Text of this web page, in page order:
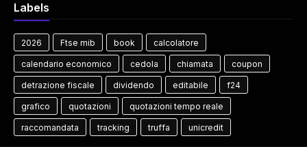
Labels
2026 Ftse mib book calcolatore
calendario economico cedola chiamata coupon
detrazione fiscale dividendo editabile f24
grafico quotazioni quotazioni tempo reale
raccomandata tracking truffa unicredit